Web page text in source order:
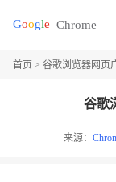
首页 > 谷歌浏览器网页
谷歌
来源：